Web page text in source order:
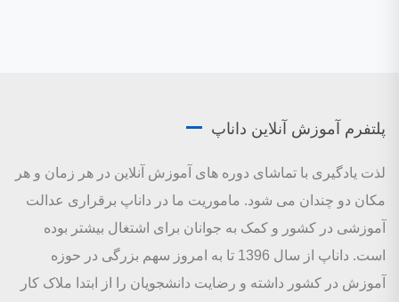
پلتفرم آموزش آنلاین داناپ
لذت یادگیری با تماشای دوره های آموزش آنلاین در هر زمان و هر
مکان دو چندان می شود. ماموریت ما در داناپ برقراری عدالت
آموزشی در کشور و کمک به جوانان برای اشتغال بیشتر بوده
است. داناپ از سال 1396 تا به امروز سهم بزرگی در حوزه
آموزش در کشور داشته و رضایت دانشجویان را از ابتدا ملاک کار